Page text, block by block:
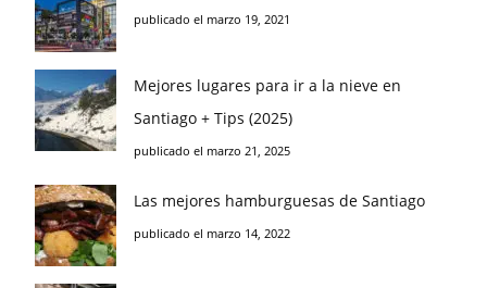
publicado el marzo 19, 2021
Mejores lugares para ir a la nieve en
Santiago + Tips (2025)
publicado el marzo 21, 2025
Las mejores hamburguesas de Santiago
publicado el marzo 14, 2022